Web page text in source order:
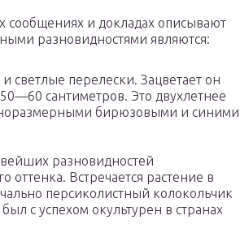
сообщениях и докладах описывают
разновидностями являются:
светлые перелески. Зацветает он
сантиметров. Это двухлетнее
бирюзовыми и синими
разновидностей
оттенка. Встречается растение в
персиколистный колокольчик
с успехом окультурен в странах